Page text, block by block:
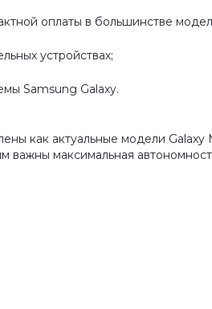
оплаты в большинстве
устройствах;
Samsung Galaxy.
как актуальные модели
важны максимальная